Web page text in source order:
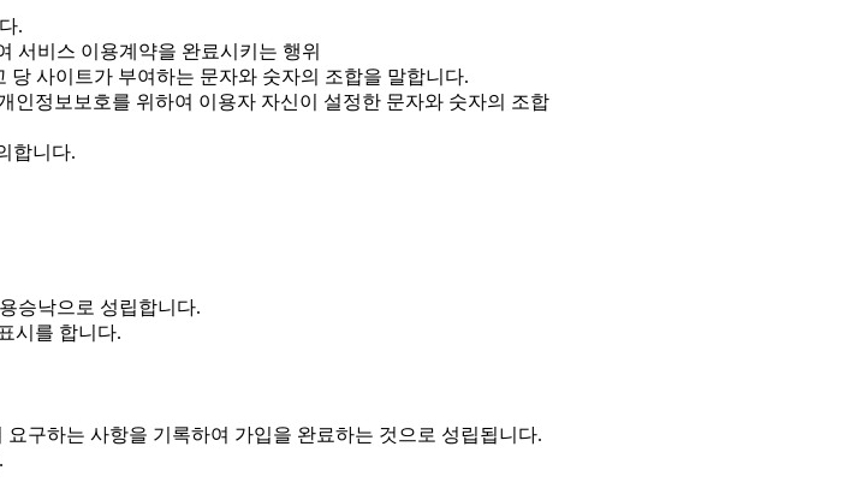
.
서비스 이용계약을 완료시키는 행위
사이트가 부여하는 문자와 숫자의 조합을 말합니다.
인정보보호를 위하여 이용자 자신이 설정한 문자와 숫자의 조합
합니다.
승낙으로 성립합니다.
시를 합니다.
구하는 사항을 기록하여 가입을 완료하는 것으로 성립됩니다.